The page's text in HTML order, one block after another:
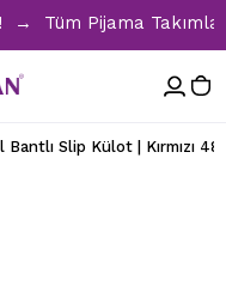
Tüm Pijama
Bantlı Slip Külot | Kırmızı